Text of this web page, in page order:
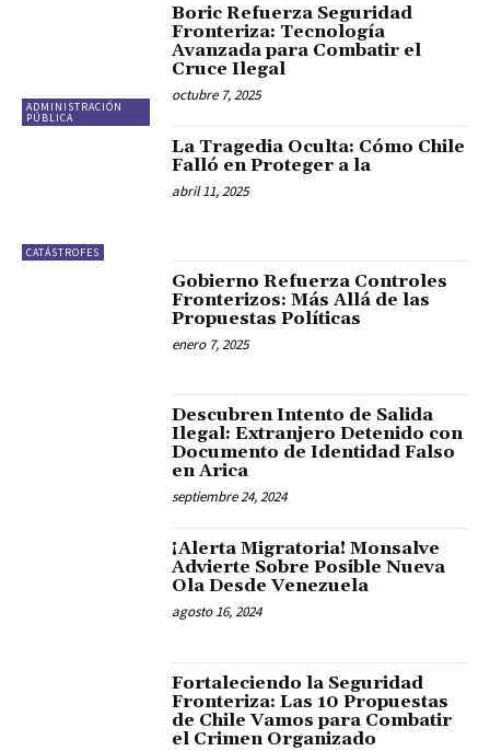
ADMINISTRACIÓN
PÚBLICA
Boric Refuerza Seguridad
Fronteriza: Tecnología
Avanzada para Combatir el
Cruce Ilegal
octubre 7, 2025
CATÁSTROFES
La Tragedia Oculta: Cómo Chile
Falló en Proteger a la
abril 11, 2025
Gobierno Refuerza Controles
Fronterizos: Más Allá de las
Propuestas Políticas
enero 7, 2025
Descubren Intento de Salida
Ilegal: Extranjero Detenido con
Documento de Identidad Falso
en Arica
septiembre 24, 2024
¡Alerta Migratoria! Monsalve
Advierte Sobre Posible Nueva
Ola Desde Venezuela
agosto 16, 2024
Fortaleciendo la Seguridad
Fronteriza: Las 10 Propuestas
de Chile Vamos para Combatir
el Crimen Organizado